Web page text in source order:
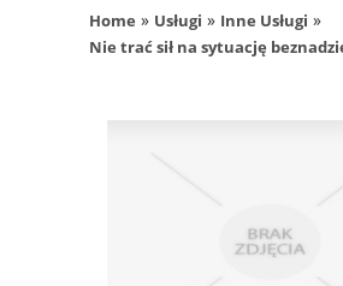
Home » Usługi » Inne Usługi »
Nie trać sił na sytuację